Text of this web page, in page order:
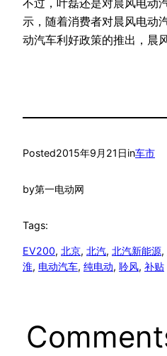
示，随着消费者对晨风电动
动汽车利好政策的推出，晨
Posted2015年9月21日in车市
by第一电动网
Tags:
EV200, 北京, 北汽, 北汽新能源,
淮, 电动汽车, 纯电动, 聆风, 补贴